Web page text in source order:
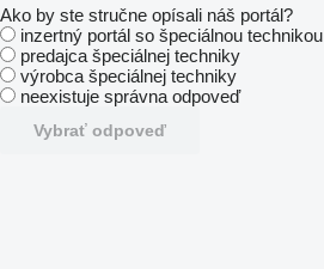
Ako by ste stručne opísali náš portál?
inzertný portál so špeciálnou technikou
predajca špeciálnej techniky
výrobca špeciálnej techniky
neexistuje správna odpoveď
Vybrať odpoveď